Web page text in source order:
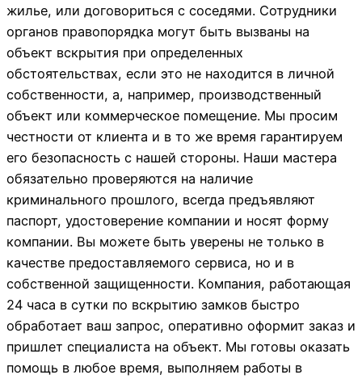
жилье, или договориться с соседями. Сотрудники
органов правопорядка могут быть вызваны на
объект вскрытия при определенных
обстоятельствах, если это не находится в личной
собственности, а, например, производственный
объект или коммерческое помещение. Мы просим
честности от клиента и в то же время гарантируем
его безопасность с нашей стороны. Наши мастера
обязательно проверяются на наличие
криминального прошлого, всегда предъявляют
паспорт, удостоверение компании и носят форму
компании. Вы можете быть уверены не только в
качестве предоставляемого сервиса, но и в
собственной защищенности. Компания, работающая
24 часа в сутки по вскрытию замков быстро
обработает ваш запрос, оперативно оформит заказ и
пришлет специалиста на объект. Мы готовы оказать
помощь в любое время, выполняем работы в